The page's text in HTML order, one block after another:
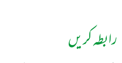
رابطہ کریں